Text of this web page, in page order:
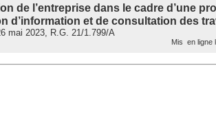
de l’entreprise dans le cadre d’une
d’information et de consultation des
mai 2023, R.G. 21/1.799/A
Mis en ligne